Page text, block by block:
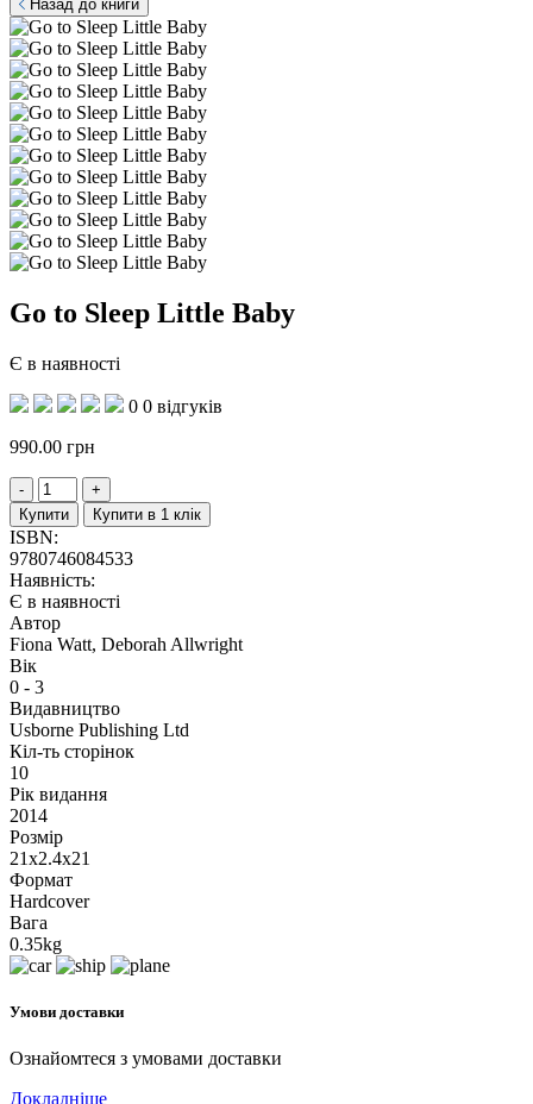
Назад до книги
Go to Sleep Little Baby
Є в наявності
0 0 відгуків
990.00 грн
Купити Купити в 1 клік
ISBN:
9780746084533
Наявність:
Є в наявності
Автор
Fiona Watt, Deborah Allwright
Вік
0 - 3
Видавництво
Usborne Publishing Ltd
Кіл-ть сторінок
10
Рік видання
2014
Розмір
21x2.4x21
Формат
Hardcover
Вага
0.35kg
Умови доставки
Ознайомтеся з умовами доставки
Докладніше